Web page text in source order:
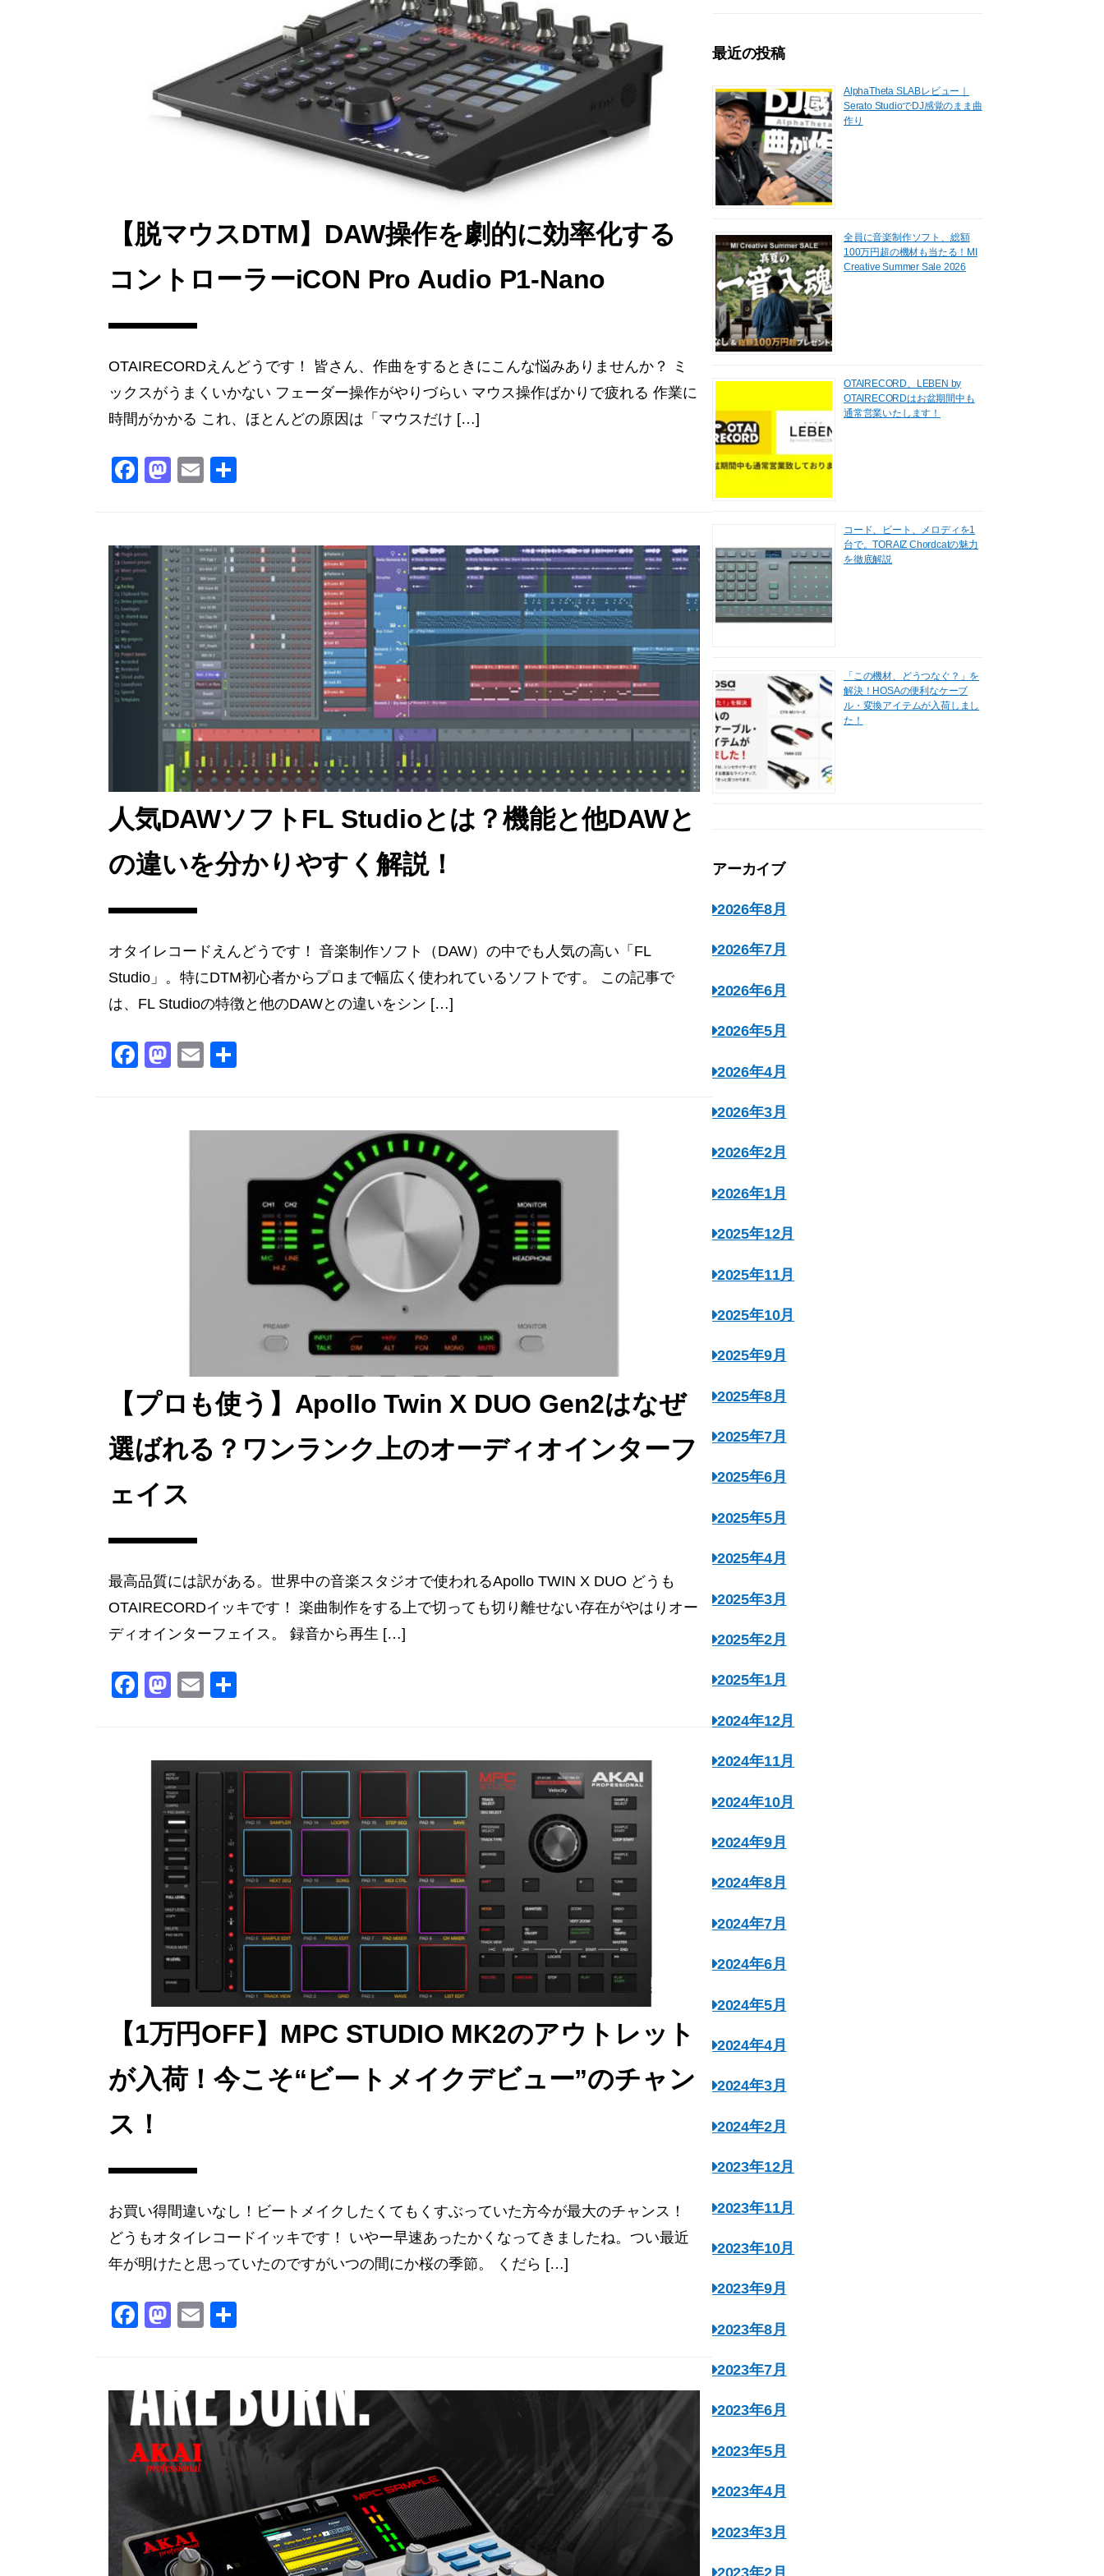
【脱マウスDTM】DAW操作を劇的に効率化する
コントローラーiCON Pro Audio P1-Nano
OTAIRECORDえんどうです！ 皆さん、作曲をするときにこんな悩みありませんか？ ミ
ックスがうまくいかない フェーダー操作がやりづらい マウス操作ばかりで疲れる 作業に
時間がかかる これ、ほとんどの原因は「マウスだけ […]
F
e
b
o
o
k
M
o
d
o
n
E
l
人気DAWソフトFL Studioとは？機能と他DAWと
の違いを分かりやすく解説！
オタイレコードえんどうです！ 音楽制作ソフト（DAW）の中でも人気の高い「FL
Studio」。特にDTM初心者からプロまで幅広く使われているソフトです。 この記事で
は、FL Studioの特徴と他のDAWとの違いをシン […]
F M E
l
【プロも使う】Apollo Twin X DUO Gen2はなぜ
選ばれる？ワンランク上のオーディオインターフ
ェイス
最高品質には訳がある。世界中の音楽スタジオで使われるApollo TWIN X DUO どうも
OTAIRECORDイッキです！ 楽曲制作をする上で切っても切り離せない存在がやはりオー
ディオインターフェイス。 録音から再生 […]
F
e
M
o
d
o
n
E
l
【1万円OFF】MPC STUDIO MK2のアウトレット
が入荷！今こそ“ビートメイクデビュー”のチャン
ス！
お買い得間違いなし！ビートメイクしたくてもくすぶっていた方今が最大のチャンス！
どうもオタイレコードイッキです！ いやー早速あったかくなってきましたね。つい最近
年が明けたと思っていたのですがいつの間にか桜の季節。 くだら […]
F
e
b
o
o
k
M
o
d
o
n
E
l
最近の投稿
AlphaTheta SLABレビュー｜
Serato StudioでDJ感覚のまま曲
作り
全員に音楽制作ソフト、総額
100万円超の機材も当たる！MI
Creative Summer Sale 2026
OTAIRECORD、LEBEN by
OTAIRECORDはお盆期間中も
通常営業いたします！
コード、ビート、メロディを1
台で。TORAIZ Chordcatの魅力
を徹底解説
「この機材、どうつなぐ？」を
解決！HOSAの便利なケーブ
ル・変換アイテムが入荷しまし
た！
アーカイブ
2026年8月
2026年7月
2026年6月
2026年5月
2026年4月
2026年3月
2026年2月
2026年1月
2025年12月
2025年11月
2025年10月
2025年9月
2025年8月
2025年7月
2025年6月
2025年5月
2025年4月
2025年3月
2025年2月
2025年1月
2024年12月
2024年11月
2024年10月
2024年9月
2024年8月
2024年7月
2024年6月
2024年5月
2024年4月
2024年3月
2024年2月
2023年12月
2023年11月
2023年10月
2023年9月
2023年8月
2023年7月
2023年6月
2023年5月
2023年4月
2023年3月